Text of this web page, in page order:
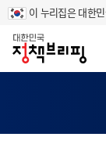
이 누리집은 대한
홈